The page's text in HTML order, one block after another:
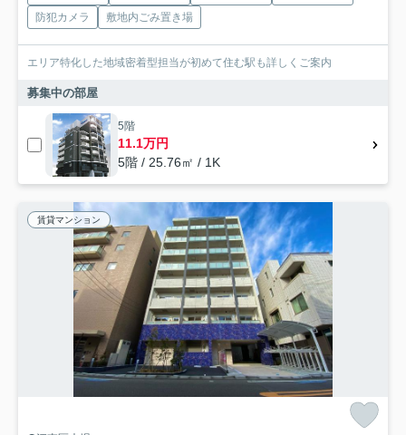
防犯カメラ
敷地内ごみ置き場
エリア特化した地域密着型担当が初めて住む駅も詳しくご案内
募集中の部屋
5階
11.1万円
5階 / 25.76㎡ / 1K
賃貸マンション